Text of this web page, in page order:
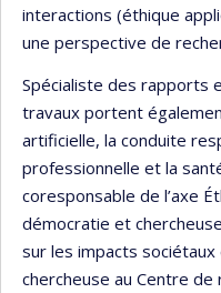
interactions (éthique
une perspective de
Spécialiste des rapports
travaux portent
artificielle, la conduite
professionnelle et la
coresponsable de l’axe
démocratie et
sur les impacts sociétaux
chercheuse au Centre